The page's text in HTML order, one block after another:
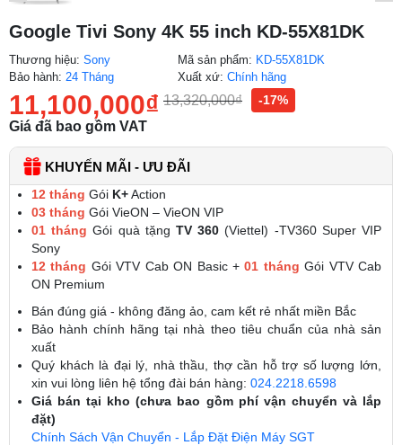
Google Tivi Sony 4K 55 inch KD-55X81DK
Thương hiệu: Sony
Bảo hành: 24 Tháng
Mã sản phẩm: KD-55X81DK
Xuất xứ:Chính hãng
11,100,000₫ 13,320,000₫ -17%
Giá đã bao gồm VAT
KHUYẾN MÃI - ƯU ĐÃI
12 tháng Gói K+Action
03 tháng Gói VieON – VieON VIP
01 tháng Gói quà tặngTV 360 (Viettel) -TV360 Super VIP
Sony
12 tháng Gói VTV Cab ON Basic +01 thángGói VTV Cab
ON Premium
Bán đúng giá - không đăng ảo, cam kết rẻ nhất miền Bắc
Bảo hành chính hãng tại nhà theo tiêu chuẩn của nhà sản
xuất
Quý khách là đại lý, nhà thầu, thợ cần hỗ trợ số lượng lớn,
xin vui lòng liên hệ tổng đài bán hàng: 024.2218.6598
Giá bán tại kho (chưa bao gồm phí vận chuyển và lắp
đặt)
Chính Sách Vận Chuyển - Lắp Đặt Điện Máy SGT